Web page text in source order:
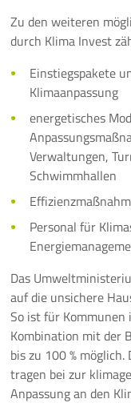
Zu den weiteren
durch Klima Invest
Einstiegspakete
Klimaanpassung
energetisches
Verwaltungen,
Schwimmhallen
Personal für
Das
auf die unsichere
So ist für
Kombination mit der
bis zu 100 %
tragen bei zur
Anpassung an den